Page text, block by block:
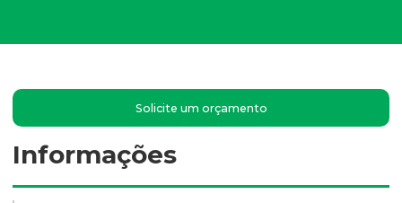
Solicite um orçamento
Informações